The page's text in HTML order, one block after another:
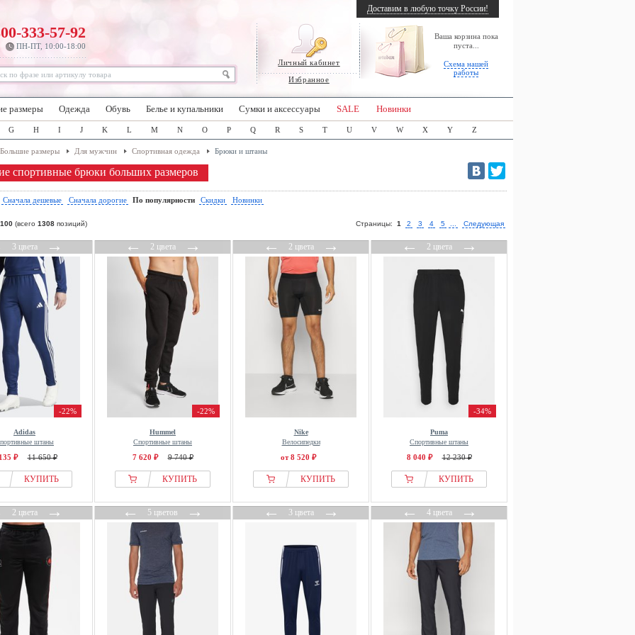
Личный кабинет
Избранное
Ваша корзина пока
пуста...
Схема нашей
работы
333-57-92
ПН-ПТ, 10:00-18:00
Доставим в любую точку России!
размеры Одежда Обувь Белье и купальники Сумки и аксессуары SALE Новинки
G H I J K L M N O P Q R S T U V W X Y Z
Большие размеры Для мужчин Спортивная одежда Брюки и штаны
спортивные брюки больших размеров
Сначала дешевые Сначала дорогие По популярности Скидки Новинки
100 (всего 1308 позиций) Страницы: 1 2 3 4 5 Следующая
3 цвета→
-22%
Adidas
штаны
₽ 11 650 ₽
КУПИТЬ
←2 цвета→
-22%
Hummel
Спортивные штаны
7 620 ₽ 9 740 ₽
КУПИТЬ
←2 цвета→
Nike
Велосипедки
от 8 520 ₽
КУПИТЬ
←2 цвета→
-34%
Puma
Спортивные штаны
8 040 ₽ 12 230 ₽
КУПИТЬ
2 цвета→ ←5 цветов→ ←3 цвета→ ←4 цвета→